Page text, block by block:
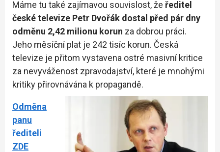
Máme tu také zajímavou souvislost, že ředitel
české televize Petr Dvořák dostal před pár dny
odměnu 2,42 milionu korun za dobrou práci.
Jeho měsíční plat je 242 tisíc korun. Česká
televize je přitom vystavena ostré masivní kritice
za nevyváženost zpravodajství, které je mnohými
kritiky přirovnávána k propagandě.
Odměna
panu
řediteli
ZDE